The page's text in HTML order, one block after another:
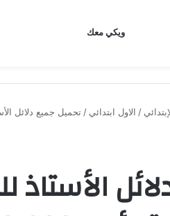
ويكي معك
/ الاول ابتدائي /
الأستاذ